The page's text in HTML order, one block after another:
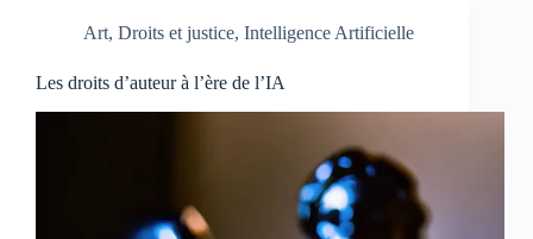
Art, Droits et justice, Intelligence Artificielle
Les droits d’auteur à l’ère de l’IA